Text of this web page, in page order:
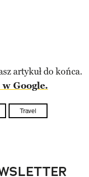
artykuł do końca.
Google.
Travel